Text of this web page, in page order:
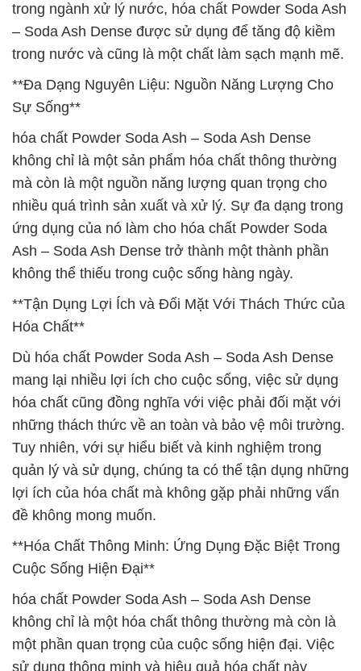
trong ngành xử lý nước, hóa chất Powder Soda Ash
– Soda Ash Dense được sử dụng để tăng độ kiềm
trong nước và cũng là một chất làm sạch mạnh mẽ.
**Đa Dạng Nguyên Liệu: Nguồn Năng Lượng Cho
Sự Sống**
hóa chất Powder Soda Ash – Soda Ash Dense
không chỉ là một sản phẩm hóa chất thông thường
mà còn là một nguồn năng lượng quan trọng cho
nhiều quá trình sản xuất và xử lý. Sự đa dạng trong
ứng dụng của nó làm cho hóa chất Powder Soda
Ash – Soda Ash Dense trở thành một thành phần
không thể thiếu trong cuộc sống hàng ngày.
**Tận Dụng Lợi Ích và Đối Mặt Với Thách Thức của
Hóa Chất**
Dù hóa chất Powder Soda Ash – Soda Ash Dense
mang lại nhiều lợi ích cho cuộc sống, việc sử dụng
hóa chất cũng đồng nghĩa với việc phải đối mặt với
những thách thức về an toàn và bảo vệ môi trường.
Tuy nhiên, với sự hiểu biết và kinh nghiệm trong
quản lý và sử dụng, chúng ta có thể tận dụng những
lợi ích của hóa chất mà không gặp phải những vấn
đề không mong muốn.
**Hóa Chất Thông Minh: Ứng Dụng Đặc Biệt Trong
Cuộc Sống Hiện Đại**
hóa chất Powder Soda Ash – Soda Ash Dense
không chỉ là một hóa chất thông thường mà còn là
một phần quan trọng của cuộc sống hiện đại. Việc
sử dụng thông minh và hiệu quả hóa chất này